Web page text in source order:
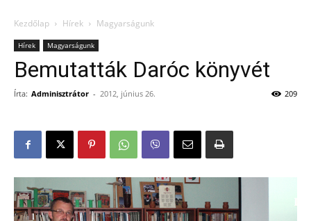
Kezdőlap Hírek Magyarságunk
Hírek Magyarságunk
Bemutatták Daróc könyvét
Írta: Adminisztrátor - 2012, június 26. 209